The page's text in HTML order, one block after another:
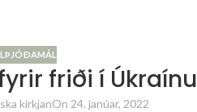
friði í Úkraínu
kirkjanOn 24. janúar, 2022